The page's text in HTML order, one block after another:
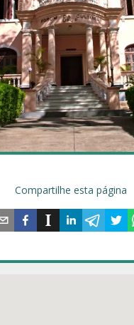
Compartilhe esta página